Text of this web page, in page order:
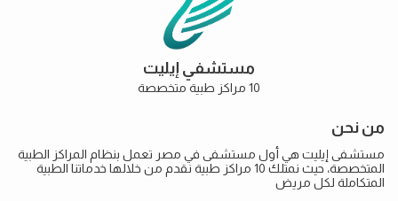
مستشفي إيليت
10 مراكز طبية متخصصة
من نحن
مستشفى إيليت هي أول مستشفى في مصر تعمل بنظام المراكز الطبية
المتخصصة، حيث نمتلك 10 مراكز طبية نقدم من خلالها خدماتنا الطبية
المتكاملة لكل مريض